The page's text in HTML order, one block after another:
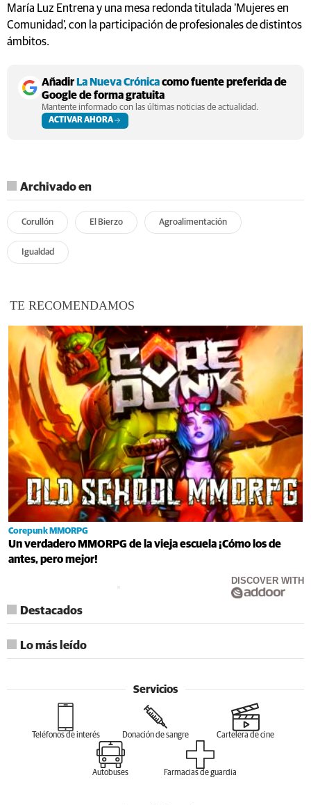
María Luz Entrena y una mesa redonda titulada 'Mujeres en
Comunidad', con la participación de profesionales de distintos
ámbitos.
AñadirLa Nueva Crónicacomo fuente preferida de
Google de forma gratuita
Mantente informado con las últimas noticias de actualidad.
ACTIVAR AHORA
Archivado en
Corullón El Bierzo Agroalimentación
Igualdad
TE RECOMENDAMOS
Corepunk MMORPG
Un verdadero MMORPG de la vieja escuela ¡Cómo los de
antes, pero mejor!
DISCOVER WITH
Destacados
Lo más leído
Servicios
Teléfonos de interés Donación de sangre Cartelera de cine
Autobuses Farmacias de guardia